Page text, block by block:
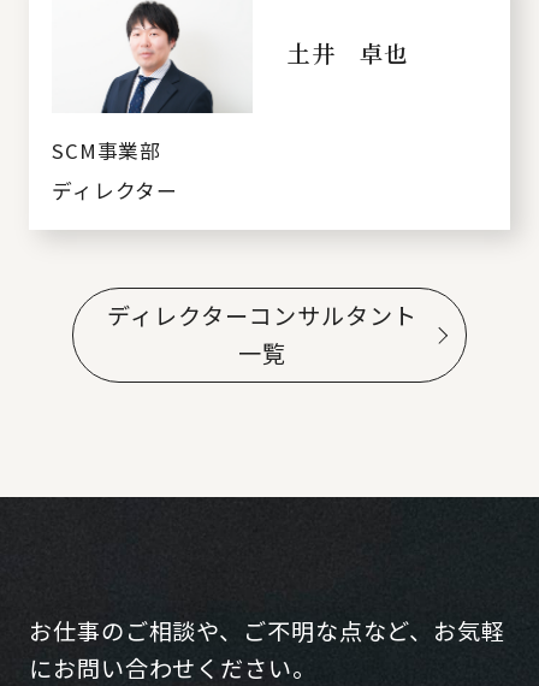
土井 卓也
SCM事業部
ディレクター
ディレクターコンサルタント
一覧
お仕事のご相談や、ご不明な点など、お気軽
にお問い合わせください。